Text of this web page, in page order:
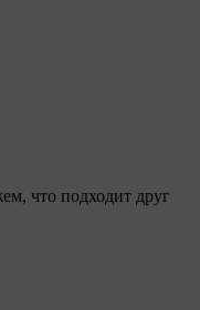
что подходит друг